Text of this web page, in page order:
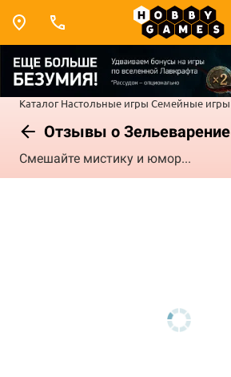
Каталог Настольные игры Семейные игры
Отзывы о Зельеварение
Смешайте мистику и юмор...